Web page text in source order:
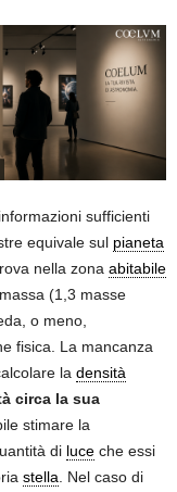
sufficienti
equivale sul pianeta
nella zona abitabile
(1,3 masse
o meno,
fisica. La mancanza
la densità
circa la sua
stimare la
di luce che essi
stella . Nel caso di